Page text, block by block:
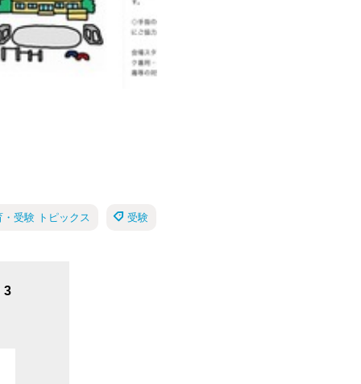
・受験 トピックス 受験
3